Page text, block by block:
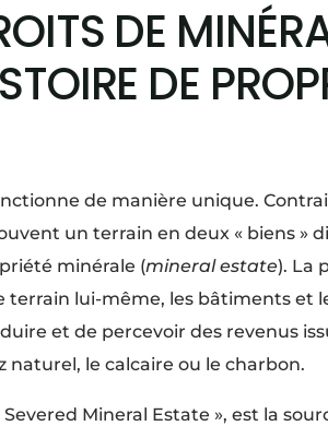
DE
DE
de manière unique.
un terrain en deux « biens »
minérale (mineral estate). La
terrain lui-même, les bâtiments et
et de percevoir des revenus
naturel, le calcaire ou le charbon.
Mineral Estate », est la